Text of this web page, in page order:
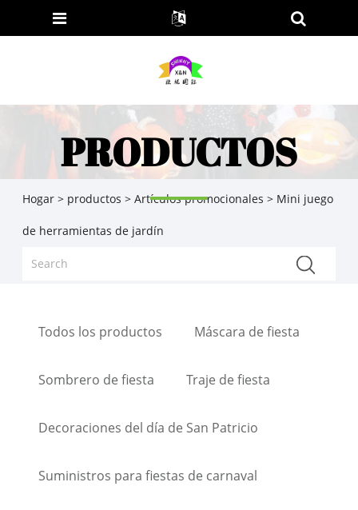
PRODUCTOS
Hogar > productos > Artículos promocionales > Mini juego
de herramientas de jardín
Todos los productos Máscara de fiesta
Sombrero de fiesta Traje de fiesta
Decoraciones del día de San Patricio
Suministros para fiestas de carnaval